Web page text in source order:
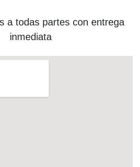
a todas partes con entrega
inmediata